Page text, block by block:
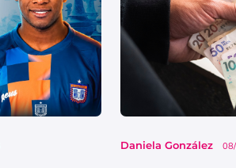
Daniela González